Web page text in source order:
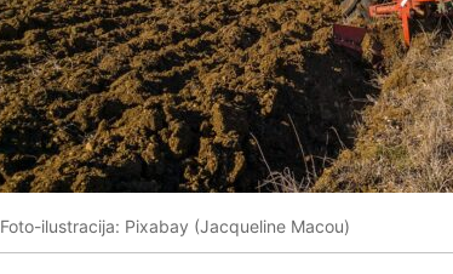
Foto-ilustracija: Pixabay (Jacqueline Macou)